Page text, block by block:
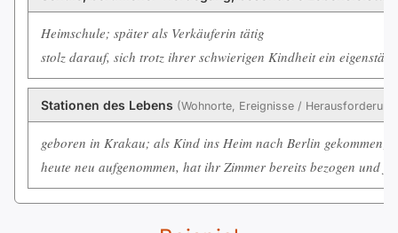
Heimschule; später als Verkäuferin tätig
stolz darauf, sich trotz ihrer schwierigen Kindheit ein
Stationen des Lebens (Wohnorte, Ereignisse /
geboren in Krakau; als Kind ins Heim nach Berlin gekommen;
heute neu aufgenommen, hat ihr Zimmer bereits bezogen und